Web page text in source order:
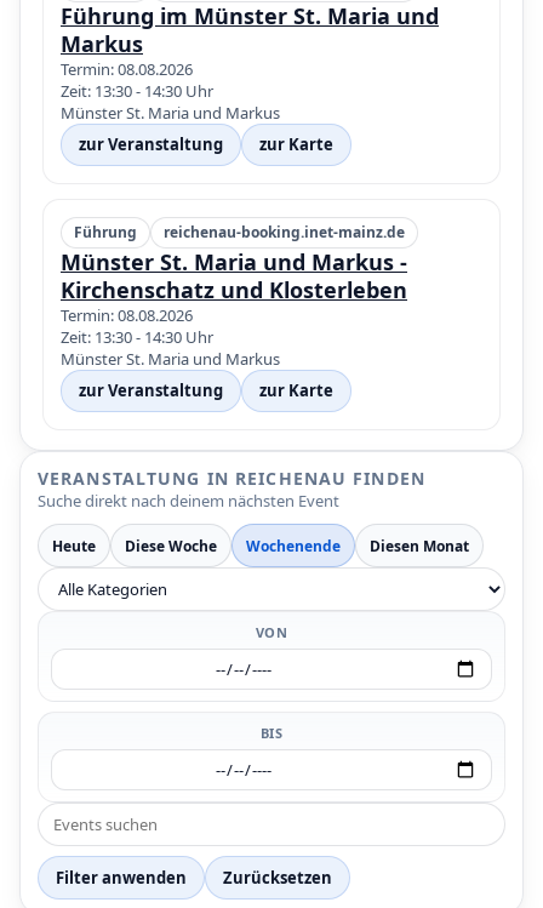
Führung im Münster St. Maria und
Markus
Termin: 08.08.2026
Zeit: 13:30 - 14:30 Uhr
Münster St. Maria und Markus
zur Veranstaltung
zur Karte
Führung reichenau-booking.inet-mainz.de
Münster St. Maria und Markus -
Kirchenschatz und Klosterleben
Termin: 08.08.2026
Zeit: 13:30 - 14:30 Uhr
Münster St. Maria und Markus
zur Veranstaltung
zur Karte
VERANSTALTUNG IN REICHENAU FINDEN
Suche direkt nach deinem nächsten Event
Heute Diese Woche Wochenende Diesen Monat
VON
BIS
Filter anwenden Zurücksetzen
P
P